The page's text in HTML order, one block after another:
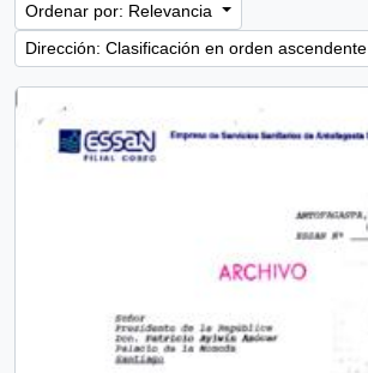
Ordenar por: Relevancia
Dirección: Clasificación en orden ascendente